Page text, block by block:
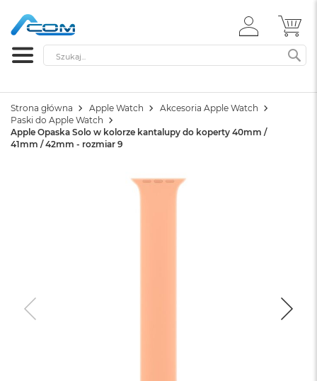
ZALOGUJ
SIĘ
Szukaj
Strona główna Apple Watch
Akcesoria Apple Watch
Paski do Apple Watch
Apple Opaska Solo w kolorze kantalupy do koperty 40mm /
41mm / 42mm - rozmiar 9